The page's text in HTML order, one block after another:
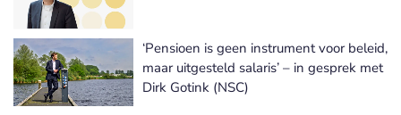
‘Pensioen is geen instrument voor beleid,
maar uitgesteld salaris’ – in gesprek met
Dirk Gotink (NSC)